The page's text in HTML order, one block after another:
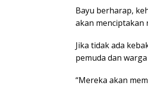
Bayu berharap,
akan menciptakan
Jika tidak ada
pemuda dan
“Mereka akan